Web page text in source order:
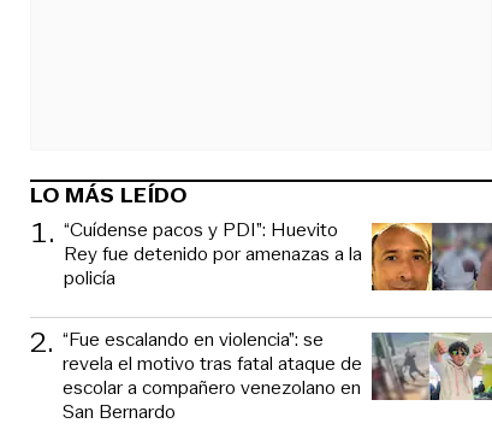
LO MÁS LEÍDO
1. “Cuídense pacos y PDI”: Huevito
Rey fue detenido por amenazas a la
policía
2. “Fue escalando en violencia”: se
revela el motivo tras fatal ataque de
escolar a compañero venezolano en
San Bernardo